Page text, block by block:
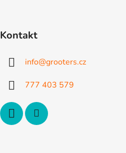
Kontakt
info@grooters.cz
777 403 579